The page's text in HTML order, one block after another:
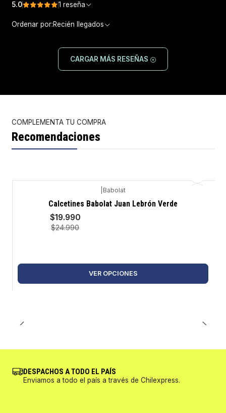
5.0 1 reseña
Ordenar por:Recién llegados
CARGAR MÁS RESEÑAS
COMPLEMENTA TU COMPRA
Recomendaciones
Babolat
Calcetines Babolat Juan Lebrón Verde
$19.990
$24.990
VER OPCIONES
DESPACHOS A TODO EL PAÍS
Enviamos a todo el país a través de Chilexpress.